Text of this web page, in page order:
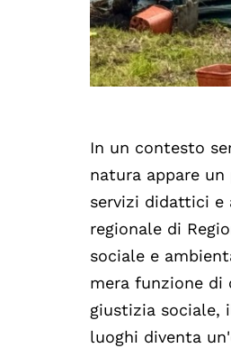
In un contesto
natura appare
servizi didattici e
regionale di
sociale e
mera funzione
giustizia sociale,
luoghi diventa